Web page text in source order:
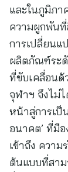
และในภูมิภา
ความผูกพันที่
การเปลี่ยนแ
ผลิตภัณฑ์ระ
ที่ขับเคลื่อนด้
จุฬาฯ จึงไม่
หน้าสู่การเป็
อนาคต’ ที่มี
เข้าถึง ควา
ต้นแบบที่สา